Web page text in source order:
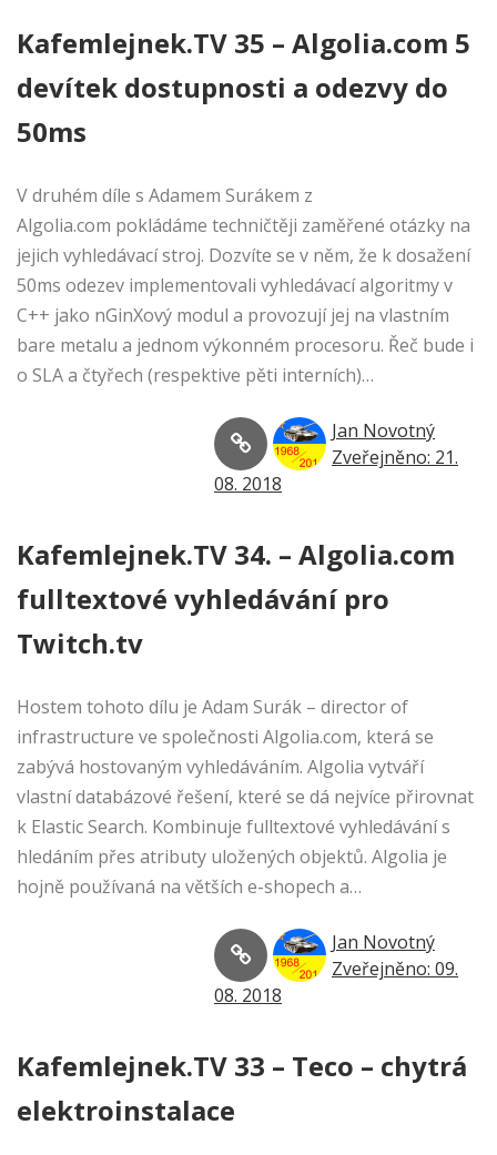
Kafemlejnek.TV 35 – Algolia.com 5
devítek dostupnosti a odezvy do
50ms
V druhém díle s Adamem Surákem z
Algolia.com pokládáme techničtěji zaměřené otázky na
jejich vyhledávací stroj. Dozvíte se v něm, že k dosažení
50ms odezev implementovali vyhledávací algoritmy v
C++ jako nGinXový modul a provozují jej na vlastním
bare metalu a jednom výkonném procesoru. Řeč bude i
o SLA a čtyřech (respektive pěti interních)…
Jan Novotný
Zveřejněno: 21.
08. 2018
Kafemlejnek.TV 34. – Algolia.com
fulltextové vyhledávání pro
Twitch.tv
Hostem tohoto dílu je Adam Surák – director of
infrastructure ve společnosti Algolia.com, která se
zabývá hostovaným vyhledáváním. Algolia vytváří
vlastní databázové řešení, které se dá nejvíce přirovnat
k Elastic Search. Kombinuje fulltextové vyhledávání s
hledáním přes atributy uložených objektů. Algolia je
hojně používaná na větších e-shopech a…
Jan Novotný
Zveřejněno: 09.
08. 2018
Kafemlejnek.TV 33 – Teco – chytrá
elektroinstalace